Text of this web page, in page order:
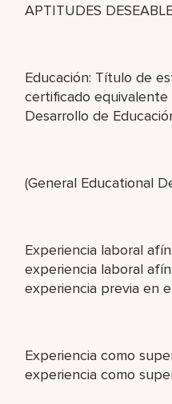
APTITUDES
Educación: Título de
certificado
Desarrollo de
(General Educational
Experiencia laboral
experiencia laboral
experiencia previa en
Experiencia como
experiencia como